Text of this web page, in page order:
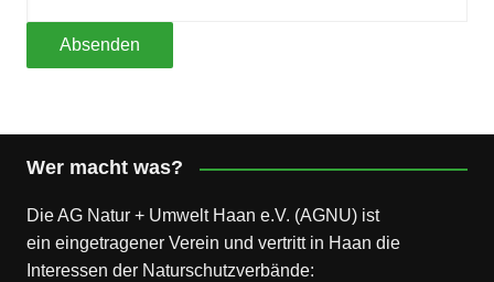
Wer macht was?
Die AG Natur + Umwelt Haan e.V. (AGNU) ist
ein eingetragener Verein und vertritt in Haan die
Interessen der Naturschutzverbände: